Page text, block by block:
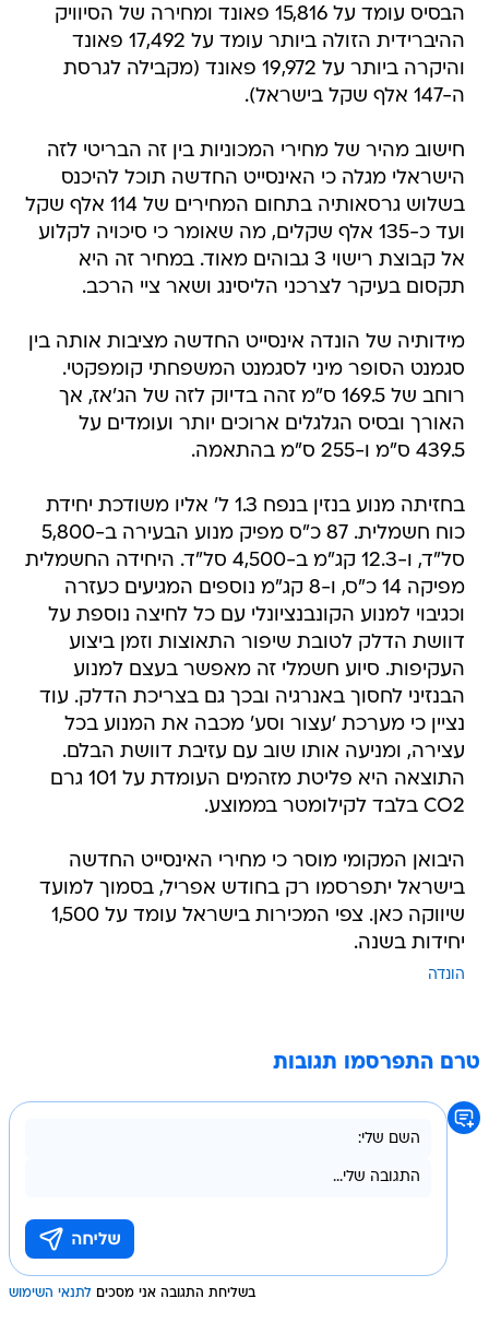
הבסיס עומד על 15,816 פאונד ומחירה של הסיוויק
ההיברידית הזולה ביותר עומד על 17,492 פאונד
והיקרה ביותר על 19,972 פאונד (מקבילה לגרסת
ה-147 אלף שקל בישראל).
חישוב מהיר של מחירי המכוניות בין זה הבריטי לזה
הישראלי מגלה כי האינסייט החדשה תוכל להיכנס
בשלוש גרסאותיה בתחום המחירים של 114 אלף שקל
ועד כ-135 אלף שקלים, מה שאומר כי סיכויה לקלוע
אל קבוצת רישוי 3 גבוהים מאוד. במחיר זה היא
תקסום בעיקר לצרכני הליסינג ושאר ציי הרכב.
מידותיה של הונדה אינסייט החדשה מציבות אותה בין
סגמנט הסופר מיני לסגמנט המשפחתי קומפקטי.
רוחב של 169.5 ס"מ זהה בדיוק לזה של הג'אז, אך
האורך ובסיס הגלגלים ארוכים יותר ועומדים על
439.5 ס"מ ו-255 ס"מ בהתאמה.
בחזיתה מנוע בנזין בנפח 1.3 ל' אליו משודכת יחידת
כוח חשמלית. 87 כ"ס מפיק מנוע הבעירה ב-5,800
סל"ד, ו-12.3 קג"מ ב-4,500 סל"ד. היחידה החשמלית
מפיקה 14 כ"ס, ו-8 קג"מ נוספים המגיעים כעזרה
וכגיבוי למנוע הקונבנציונלי עם כל לחיצה נוספת על
דוושת הדלק לטובת שיפור התאוצות וזמן ביצוע
העקיפות. סיוע חשמלי זה מאפשר בעצם למנוע
הבנזיני לחסוך באנרגיה ובכך גם בצריכת הדלק. עוד
נציין כי מערכת 'עצור וסע' מכבה את המנוע בכל
עצירה, ומניעה אותו שוב עם עזיבת דוושת הבלם.
התוצאה היא פליטת מזהמים העומדת על 101 גרם
CO2 בלבד לקילומטר בממוצע.
היבואן המקומי מוסר כי מחירי האינסייט החדשה
בישראל יתפרסמו רק בחודש אפריל, בסמוך למועד
שיווקה כאן. צפי המכירות בישראל עומד על 1,500
יחידות בשנה.
הונדה
טרם התפרסמו תגובות
בשליחת התגובה אני מסכים לתנאי השימוש